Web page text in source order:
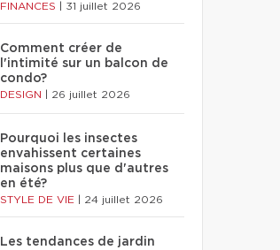
FINANCES 31 juillet 2026
Comment créer de
l'intimité sur un balcon de
condo?
DESIGN 26 juillet 2026
Pourquoi les insectes
envahissent certaines
maisons plus que d'autres
en été?
STYLE DE VIE 24 juillet 2026
Les tendances de jardin